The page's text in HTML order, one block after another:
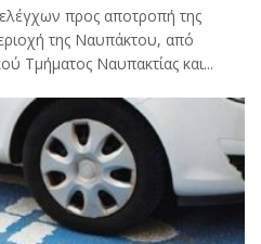
προς αποτροπή της
της Ναυπάκτου, από
Τμήματος Ναυπακτίας και...